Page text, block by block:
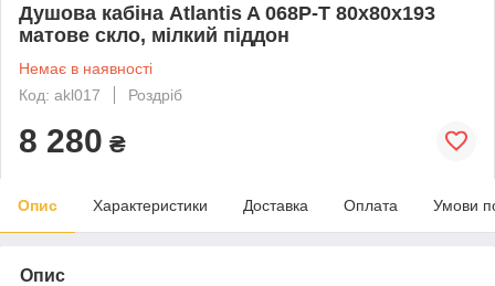
Душова кабіна Atlantis A 068P-T 80x80x193
матове скло, мілкий піддон
Немає в наявності
Код: akl017
Роздріб
8 280 ₴
Опис Характеристики Доставка Оплата Умови
Опис